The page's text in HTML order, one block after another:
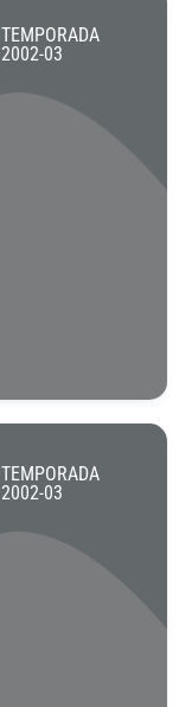
TEMPORADA
2002-03
TEMPORADA
2002-03